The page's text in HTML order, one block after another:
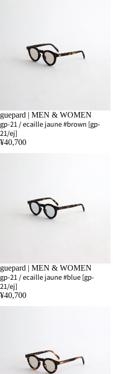
guepard | MEN & WOMEN
gp-21 / ecaille jaune #brown [gp-
21/ej]
¥40,700
SOLD OUT
guepard | MEN & WOMEN
gp-21 / ecaille jaune #blue [gp-
21/ej]
¥40,700